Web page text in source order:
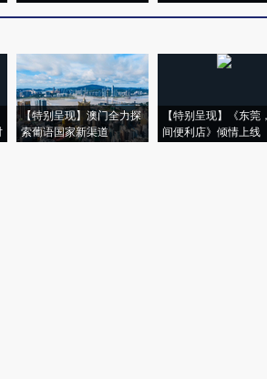
【特别呈现】澳门全力探
索葡语国家新渠道
【特别呈现】《东莞
间便利店》倾情上线